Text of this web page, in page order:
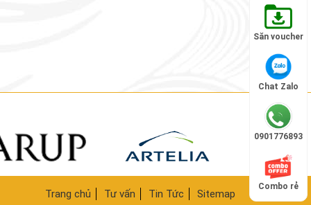
Trang chủ Tư vấn Tin Tức Sitemap
Săn voucher
Chat Zalo
0901776893
Combo rẻ